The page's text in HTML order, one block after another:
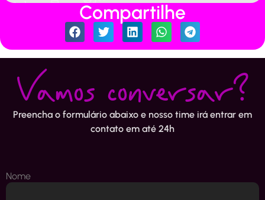
Compartilhe
Vamos conversar?
Preencha o formulário abaixo e nosso time irá entrar em
contato em até 24h
Nome